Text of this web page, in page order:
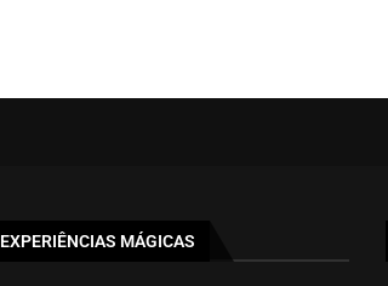
EXPERIÊNCIAS MÁGICAS